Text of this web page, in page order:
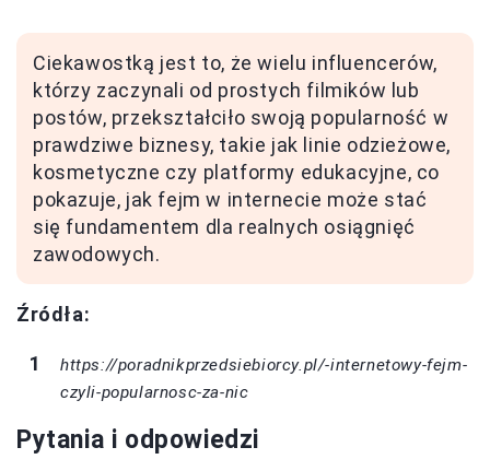
Ciekawostką jest to, że wielu influencerów,
którzy zaczynali od prostych filmików lub
postów, przekształciło swoją popularność w
prawdziwe biznesy, takie jak linie odzieżowe,
kosmetyczne czy platformy edukacyjne, co
pokazuje, jak fejm w internecie może stać
się fundamentem dla realnych osiągnięć
zawodowych.
Źródła:
https://poradnikprzedsiebiorcy.pl/-internetowy-fejm-
czyli-popularnosc-za-nic
Pytania i odpowiedzi